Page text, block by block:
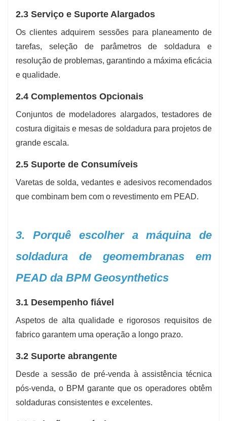
2.3 Serviço e Suporte Alargados
Os clientes adquirem sessões para planeamento de
tarefas, seleção de parâmetros de soldadura e
resolução de problemas, garantindo a máxima eficácia
e qualidade.
2.4 Complementos Opcionais
Conjuntos de modeladores alargados, testadores de
costura digitais e mesas de soldadura para projetos de
grande escala.
2.5 Suporte de Consumíveis
Varetas de solda, vedantes e adesivos recomendados
que combinam bem com o revestimento em PEAD.
3. Porquê escolher a máquina de
soldadura de geomembranas em
PEAD da BPM Geosynthetics
3.1 Desempenho fiável
Aspetos de alta qualidade e rigorosos requisitos de
fabrico garantem uma operação a longo prazo.
3.2 Suporte abrangente
Desde a sessão de pré-venda à assistência técnica
pós-venda, o BPM garante que os operadores obtêm
soldaduras consistentes e excelentes.